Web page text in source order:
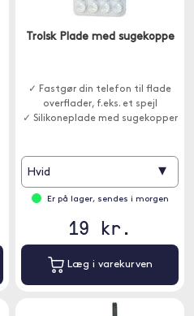
Trolsk Plade med sugekoppe
✓ Fastgør din telefon til flade
overflader, f.eks. et spejl
✓ Silikoneplade med sugekopper
Hvid ▾
Er på lager, sendes i morgen
19 kr.
Læg i varekurven